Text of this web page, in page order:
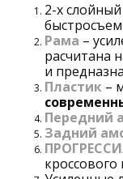
2-х слойный
Рама –
расчитана
и
Пластик –
Передний
Задний